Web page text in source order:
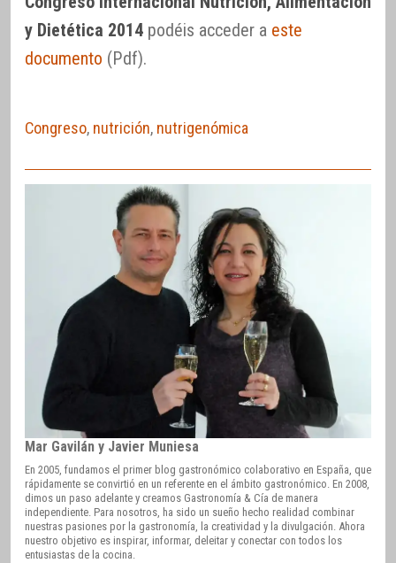
y Dietética 2014 podéis acceder a este
documento (Pdf).
Congreso, nutrición, nutrigenómica
Mar Gavilán y Javier Muniesa
En 2005, fundamos el primer blog gastronómico colaborativo en España, que
rápidamente se convirtió en un referente en el ámbito gastronómico. En 2008,
dimos un paso adelante y creamos Gastronomía & Cía de manera
independiente. Para nosotros, ha sido un sueño hecho realidad combinar
nuestras pasiones por la gastronomía, la creatividad y la divulgación. Ahora
nuestro objetivo es inspirar, informar, deleitar y conectar con todos los
entusiastas de la cocina.